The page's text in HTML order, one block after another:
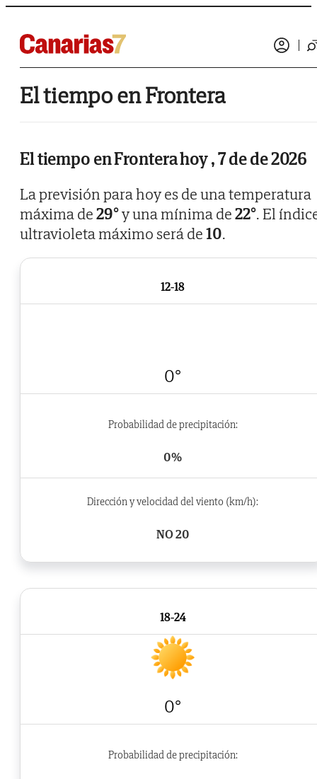
El tiempo en Frontera
El tiempo en Frontera hoy , 7 de de 2026
La previsión para hoy es de una temperatura
máxima de29°y una mínima de22°. El
ultravioleta máximo será de10.
12-18
0°
Probabilidad de precipitación:
0%
Dirección y velocidad del viento (km/h):
NO 20
18-24
0°
Probabilidad de precipitación: